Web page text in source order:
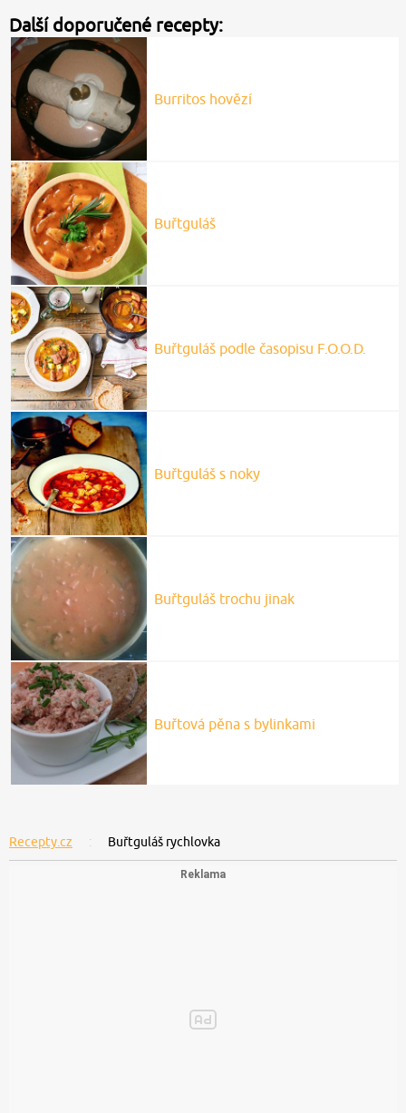
Další doporučené recepty:
Burritos hovězí
Buřtguláš
Buřtguláš podle časopisu F.O.O.D.
Buřtguláš s noky
Buřtguláš trochu jinak
Buřtová pěna s bylinkami
Recepty.cz Buřtguláš rychlovka